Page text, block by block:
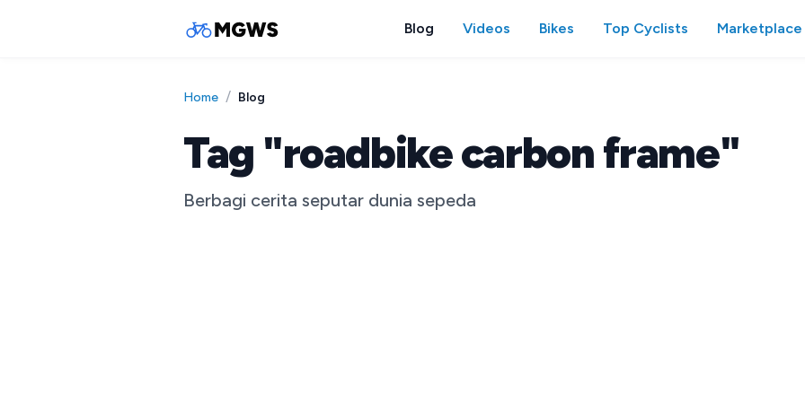
Blog Videos Bikes Top Cyclists Marketplace
Home / Blog
Tag "roadbike carbon frame"
Berbagi cerita seputar dunia sepeda